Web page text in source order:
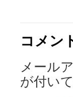
コメン
メール
が付い